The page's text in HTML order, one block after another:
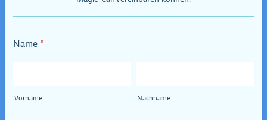
Name*
Vorname Nachname